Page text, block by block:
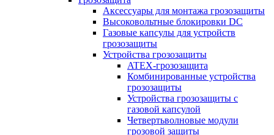
Аксессуары для монтажа грозозащиты
Высоковольтные блокировки DC
Газовые капсулы для устройств
грозозащиты
Устройства грозозащиты
ATEX-грозозащита
Комбинированные устройства
грозозащиты
Устройства грозозащиты с
газовой капсулой
Четвертьволновые модули
грозовой защиты